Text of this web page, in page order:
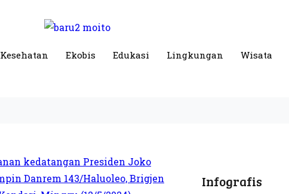
Kesehatan Ekobis Edukasi Lingkungan Wisata
Infografis